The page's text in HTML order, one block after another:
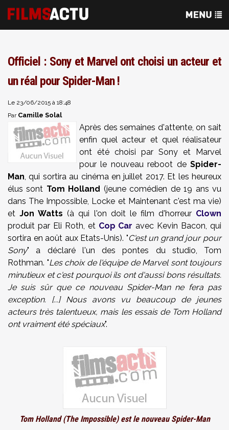
Officiel : Sony et Marvel ont choisi un acteur et
un réal pour Spider-Man !
Le 23/06/2015 à 18:48
Par Camille Solal
Après des semaines d'attente, on sait
enfin quel acteur et quel réalisateur
ont été choisi par Sony et Marvel
pour le nouveau reboot de Spider-
Man, qui sortira au cinéma en juillet 2017. Et les heureux
élus sont Tom Holland (jeune comédien de 19 ans vu
dans The Impossible, Locke et Maintenant c'est ma vie)
etJon Watts (à qui l'on doit le film d'horreur Clown
produit par Eli Roth, et Cop Car avec Kevin Bacon, qui
sortira en août aux Etats-Unis). "C'est un grand jour pour
Sony" a déclaré l'un des pontes du studio, Tom
Rothman. "Les choix de l'équipe de Marvel sont toujours
minutieux et c'est pourquoi ils ont d'aussi bons résultats.
Je suis sûr que ce nouveau Spider-Man ne fera pas
exception. [...] Nous avons vu beaucoup de jeunes
acteurs très talentueux, mais les essais de Tom Holland
ont vraiment été spéciaux".
Tom Holland (The Impossible) est le nouveau Spider-Man